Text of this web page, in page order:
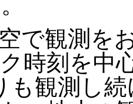
で観測を
時刻を中
も観測し